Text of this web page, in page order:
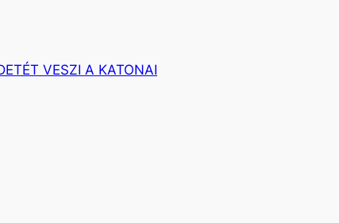
VESZI A KATONAI